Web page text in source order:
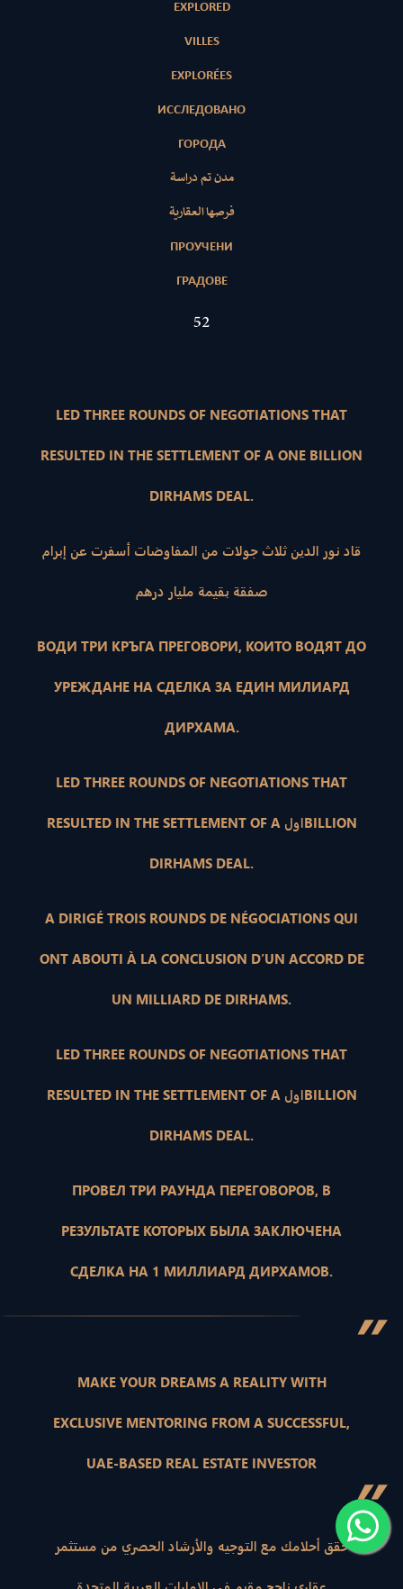
EXPLORED
VILLES
EXPLORÉES
ИССЛЕДОВАНО
ГОРОДА
مدن تم دراسة
فرصها العقارية
ПРОУЧЕНИ
ГРАДОВЕ
52
LED THREE ROUNDS OF NEGOTIATIONS THAT
RESULTED IN THE SETTLEMENT OF A ONE BILLION
DIRHAMS DEAL.
قاد نور الدين ثلاث جولات من المفاوضات أسفرت عن إبرام
صفقة بقيمة مليار درهم
ВОДИ ТРИ КРЪГА ПРЕГОВОРИ, КОИТО ВОДЯТ ДО
УРЕЖДАНЕ НА СДЕЛКА ЗА ЕДИН МИЛИАРД
ДИРХАМА.
LED THREE ROUNDS OF NEGOTIATIONS THAT
RESULTED IN THE SETTLEMENT OF A اولBILLION
DIRHAMS DEAL.
A DIRIGÉ TROIS ROUNDS DE NÉGOCIATIONS QUI
ONT ABOUTI À LA CONCLUSION D’UN ACCORD DE
UN MILLIARD DE DIRHAMS.
LED THREE ROUNDS OF NEGOTIATIONS THAT
RESULTED IN THE SETTLEMENT OF A اولBILLION
DIRHAMS DEAL.
ПРОВЕЛ ТРИ РАУНДА ПЕРЕГОВОРОВ, В
РЕЗУЛЬТАТЕ КОТОРЫХ БЫЛА ЗАКЛЮЧЕНА
СДЕЛКА НА 1 МИЛЛИАРД ДИРХАМОВ.
”
MAKE YOUR DREAMS A REALITY WITH
EXCLUSIVE MENTORING FROM A SUCCESSFUL,
UAE-BASED REAL ESTATE INVESTOR ”حقق أحلامك مع التوجيه والأرشاد الحصري من مستثمر